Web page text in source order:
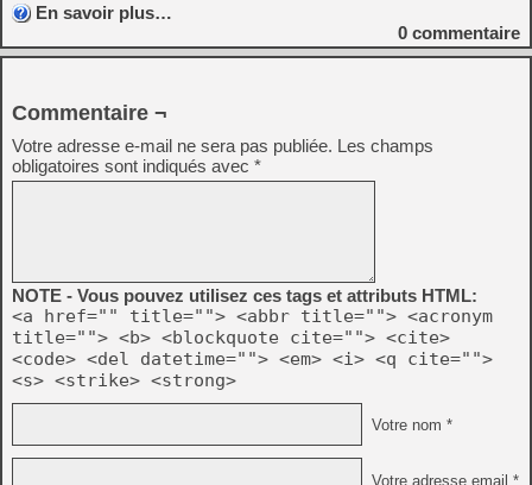
En savoir plus…
0 commentaire
Commentaire ¬
Votre adresse e-mail ne sera pas publiée. Les champs
obligatoires sont indiqués avec *
NOTE - Vous pouvez utilisez ces tags et attributs HTML:
<a href="" title=""> <abbr title=""> <acronym
title=""> <b> <blockquote cite=""> <cite>
<code> <del datetime=""> <em> <i> <q cite="">
<s> <strike> <strong>
Votre nom *
Votre adresse email *